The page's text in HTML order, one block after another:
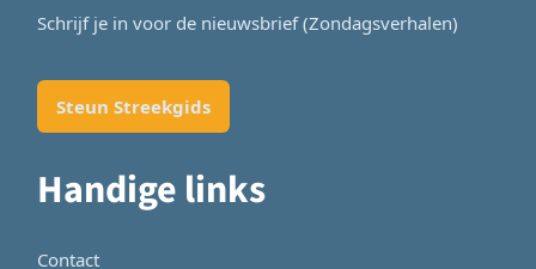
Schrijf je in voor de nieuwsbrief (Zondagsverhalen)
Steun Streekgids
Handige links
Contact